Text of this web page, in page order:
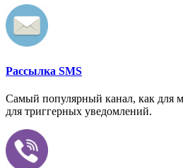
Рассылка SMS
Самый популярный канал, как для
для триггерных уведомлений.